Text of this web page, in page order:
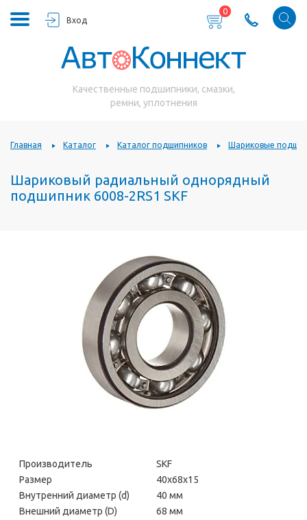
Вход
0
Качественные подшипники, смазки,
ремни, уплотнения
Главная Каталог Каталог подшипников Шариковые
Шариковый радиальный однорядный
подшипник 6008-2RS1 SKF
Производитель
SKF
Размер
40х68х15
Внутренний диаметр (d)
40 мм
Внешний диаметр (D)
68 мм